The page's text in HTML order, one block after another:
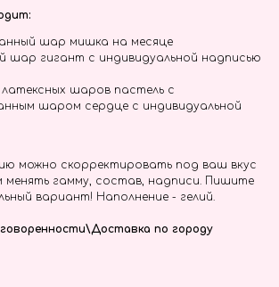
шар мишка на месяце
шар гигант с индивидуальной надписью
шаров пастель с
шаром сердце с индивидуальной
можно скорректировать под ваш вкус
гамму, состав, надписи. Пишите
вариант! Наполнение - гелий.
по городу